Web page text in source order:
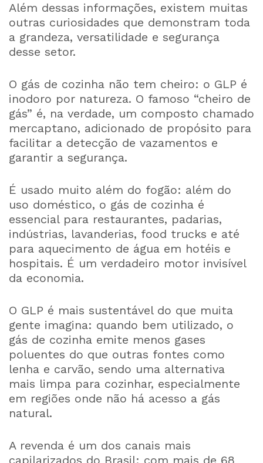
Além dessas informações, existem muitas
outras curiosidades que demonstram toda
a grandeza, versatilidade e segurança
desse setor.
O gás de cozinha não tem cheiro: o GLP é
inodoro por natureza. O famoso “cheiro de
gás” é, na verdade, um composto chamado
mercaptano, adicionado de propósito para
facilitar a detecção de vazamentos e
garantir a segurança.
É usado muito além do fogão: além do
uso doméstico, o gás de cozinha é
essencial para restaurantes, padarias,
indústrias, lavanderias, food trucks e até
para aquecimento de água em hotéis e
hospitais. É um verdadeiro motor invisível
da economia.
O GLP é mais sustentável do que muita
gente imagina: quando bem utilizado, o
gás de cozinha emite menos gases
poluentes do que outras fontes como
lenha e carvão, sendo uma alternativa
mais limpa para cozinhar, especialmente
em regiões onde não há acesso a gás
natural.
A revenda é um dos canais mais